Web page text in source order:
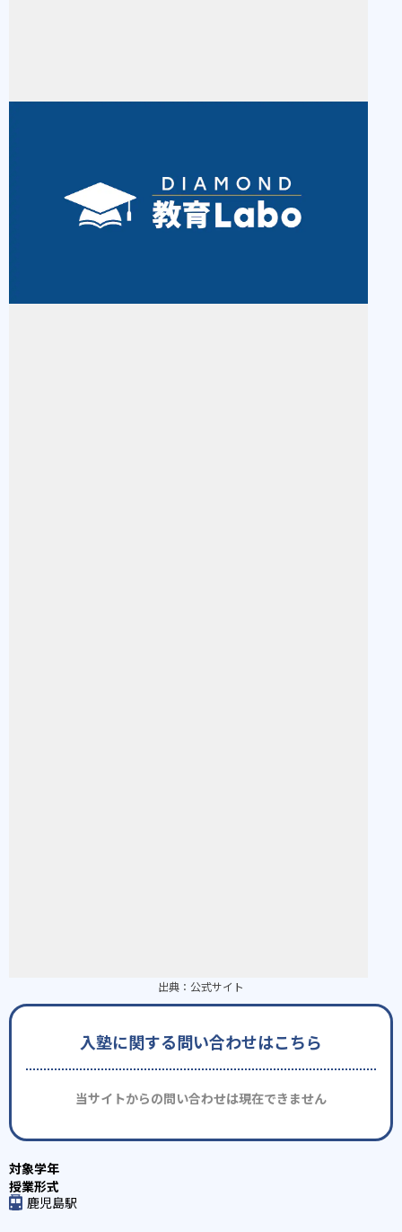
出典： 公式サイト
入塾に関する問い合わせはこちら
当サイトからの問い合わせは現在できません
鹿児島駅